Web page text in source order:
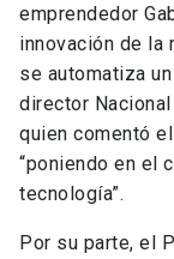
emprendedor
innovación de la
se automatiza
director
quien comentó
“poniendo en el
tecnología”.
Por su parte, el